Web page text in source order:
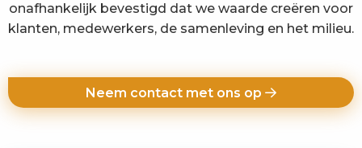
onafhankelijk bevestigd dat we waarde creëren voor
klanten, medewerkers, de samenleving en het milieu.
Neem contact met ons op